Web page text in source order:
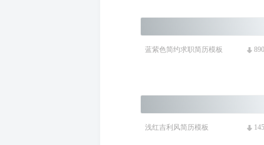
蓝紫色简约求职简历模板
浅红吉利风简历模板